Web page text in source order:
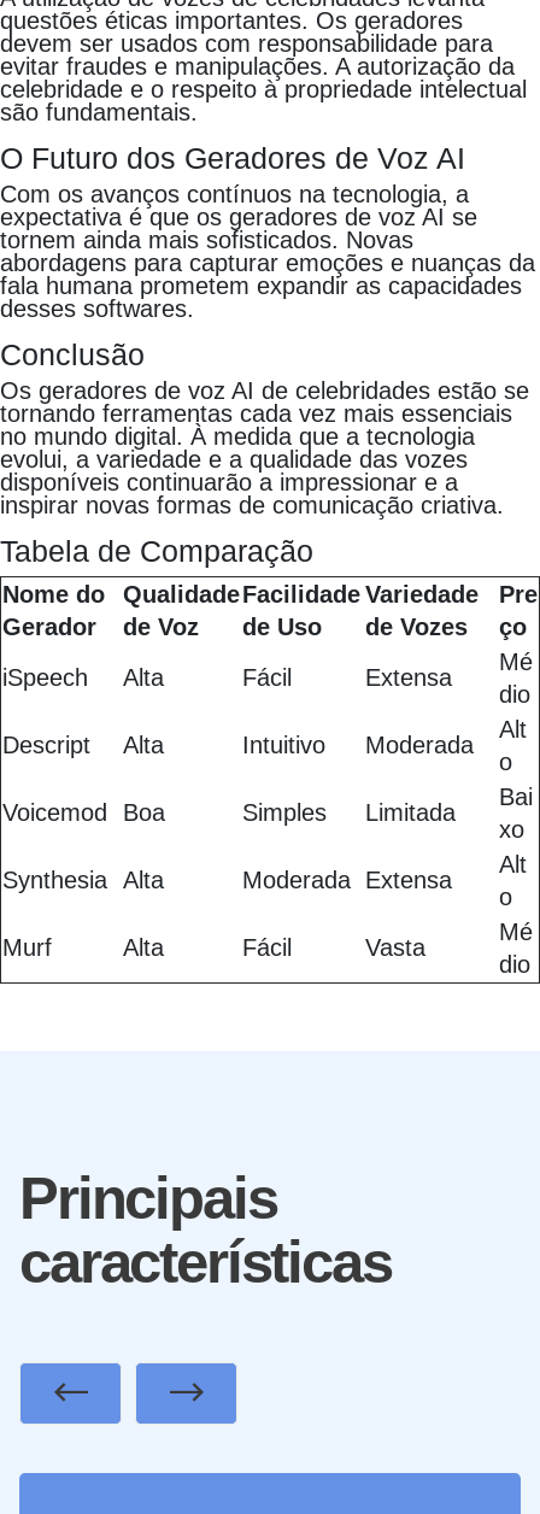
questões éticas importantes. Os geradores
devem ser usados com responsabilidade para
evitar fraudes e manipulações. A autorização da
celebridade e o respeito à propriedade intelectual
são fundamentais.
O Futuro dos Geradores de Voz AI
Com os avanços contínuos na tecnologia, a
expectativa é que os geradores de voz AI se
tornem ainda mais sofisticados. Novas
abordagens para capturar emoções e nuanças da
fala humana prometem expandir as capacidades
desses softwares.
Conclusão
Os geradores de voz AI de celebridades estão se
tornando ferramentas cada vez mais essenciais
no mundo digital. À medida que a tecnologia
evolui, a variedade e a qualidade das vozes
disponíveis continuarão a impressionar e a
inspirar novas formas de comunicação criativa.
Tabela de Comparação
Nome do
Gerador
Qualidade
de Voz
Facilidade
de Uso
Variedade
de Vozes
Pre
ço
iSpeech
Alta Fácil Extensa
Mé
dio
Descript
Alta Intuitivo Moderada
Alt
o
Voicemod
Boa Simples Limitada
Bai
xo
Synthesia Alta Moderada Extensa
Alt
o
Murf
Alta Fácil Vasta
Mé
dio
Principais
características
PreviousNext